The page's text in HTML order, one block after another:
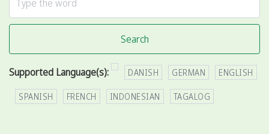
Search
Supported Language(s): DANISH GERMAN ENGLISH
SPANISH FRENCH INDONESIAN TAGALOG